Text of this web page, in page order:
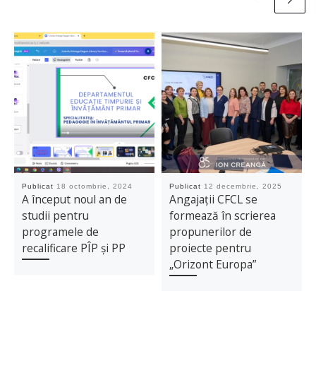
Publicat 18 octombrie, 2024
A început noul an de
studii pentru
programele de
recalificare PÎP și PP
Publicat 12 decembrie, 2025
Angajații CFCL se
formează în scrierea
propunerilor de
proiecte pentru
„Orizont Europa”